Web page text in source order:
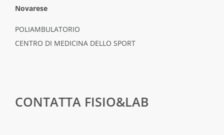
Novarese
POLIAMBULATORIO
CENTRO DI MEDICINA DELLO SPORT
CONTATTA FISIO&LAB